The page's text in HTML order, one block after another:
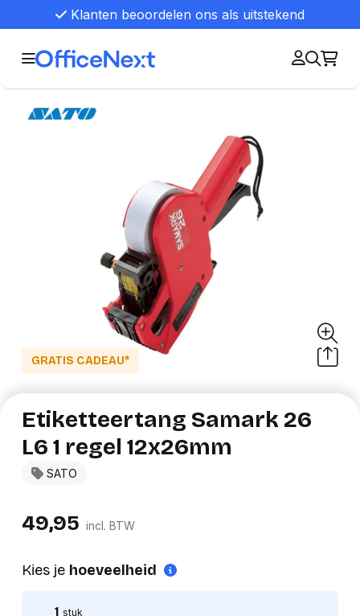
Klanten beoordelen ons als uitstekend
GRATIS CADEAU*
SATO
Etiketteertang Samark 26
L6 1 regel 12x26mm
49,95 incl. BTW
Kies je hoeveelheid
1 stuk